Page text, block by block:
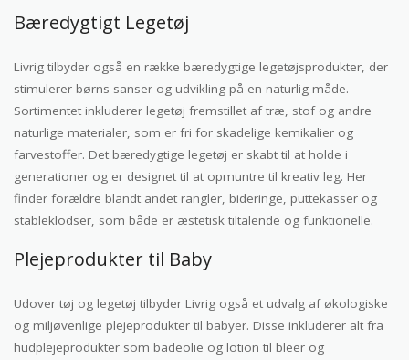
Bæredygtigt Legetøj
Livrig tilbyder også en række bæredygtige legetøjsprodukter, der
stimulerer børns sanser og udvikling på en naturlig måde.
Sortimentet inkluderer legetøj fremstillet af træ, stof og andre
naturlige materialer, som er fri for skadelige kemikalier og
farvestoffer. Det bæredygtige legetøj er skabt til at holde i
generationer og er designet til at opmuntre til kreativ leg. Her
finder forældre blandt andet rangler, bideringe, puttekasser og
stableklodser, som både er æstetisk tiltalende og funktionelle.
Plejeprodukter til Baby
Udover tøj og legetøj tilbyder Livrig også et udvalg af økologiske
og miljøvenlige plejeprodukter til babyer. Disse inkluderer alt fra
hudplejeprodukter som badeolie og lotion til bleer og